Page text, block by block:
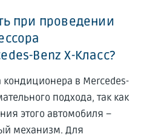
при проведении
Benz X-Класс?
кондиционера в Mercedes-
подхода, так как
этого автомобиля –
механизм. Для